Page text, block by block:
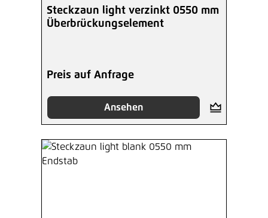
Steckzaun light verzinkt 0550 mm
Überbrückungselement
Preis auf Anfrage
Ansehen